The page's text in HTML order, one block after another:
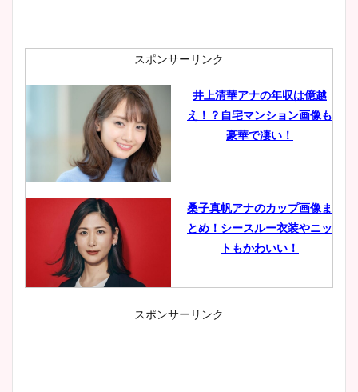
スポンサーリンク
井上清華アナの年収は億越
え！？自宅マンション画像も
豪華で凄い！
桑子真帆アナのカップ画像ま
とめ！シースルー衣装やニッ
トもかわいい！
小室瑛莉子のカップ画像まと
スポンサーリンク